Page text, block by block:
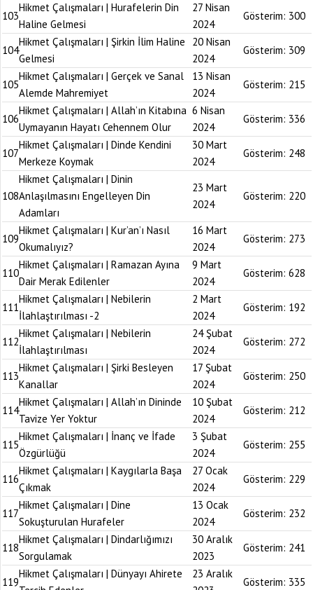
103
Hikmet Çalışmaları | Hurafelerin Din
Haline Gelmesi
27 Nisan
2024
Gösterim: 300
104
Hikmet Çalışmaları | Şirkin İlim Haline
Gelmesi
20 Nisan
2024
Gösterim: 309
105
Hikmet Çalışmaları | Gerçek ve Sanal
Alemde Mahremiyet
13 Nisan
2024
Gösterim: 215
106
Hikmet Çalışmaları | Allah’ın Kitabına
Uymayanın Hayatı Cehennem Olur
6 Nisan
2024
Gösterim: 336
107
Hikmet Çalışmaları | Dinde Kendini
Merkeze Koymak
30 Mart
2024
Gösterim: 248
108
Hikmet Çalışmaları | Dinin
Anlaşılmasını Engelleyen Din
Adamları
23 Mart
2024
Gösterim: 220
109
Hikmet Çalışmaları | Kur’an’ı Nasıl
Okumalıyız?
16 Mart
2024
Gösterim: 273
110
Hikmet Çalışmaları | Ramazan Ayına
Dair Merak Edilenler
9 Mart
2024
Gösterim: 628
111
Hikmet Çalışmaları | Nebilerin
İlahlaştırılması -2
2 Mart
2024
Gösterim: 192
112
Hikmet Çalışmaları | Nebilerin
İlahlaştırılması
24 Şubat
2024
Gösterim: 272
113
Hikmet Çalışmaları | Şirki Besleyen
Kanallar
17 Şubat
2024
Gösterim: 250
114
Hikmet Çalışmaları | Allah’ın Dininde
Tavize Yer Yoktur
10 Şubat
2024
Gösterim: 212
115
Hikmet Çalışmaları | İnanç ve İfade
Özgürlüğü
3 Şubat
2024
Gösterim: 255
116
Hikmet Çalışmaları | Kaygılarla Başa
Çıkmak
27 Ocak
2024
Gösterim: 229
117
Hikmet Çalışmaları | Dine
Sokuşturulan Hurafeler
13 Ocak
2024
Gösterim: 232
118
Hikmet Çalışmaları | Dindarlığımızı
Sorgulamak
30 Aralık
2023
Gösterim: 241
119
Hikmet Çalışmaları | Dünyayı Ahirete
23 Aralık
Gösterim: 335